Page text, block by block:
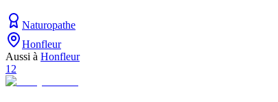
Naturopathe
Honfleur
Aussi à Honfleur
12